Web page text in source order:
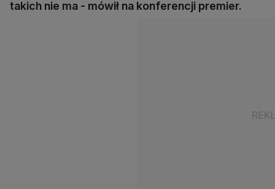
takich nie ma - mówił na konferencji premier.